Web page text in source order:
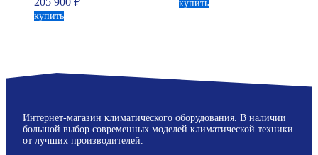
купить
купить
Интернет-магазин климатического оборудования. В наличии
большой выбор современных моделей климатической техники
от лучших производителей.